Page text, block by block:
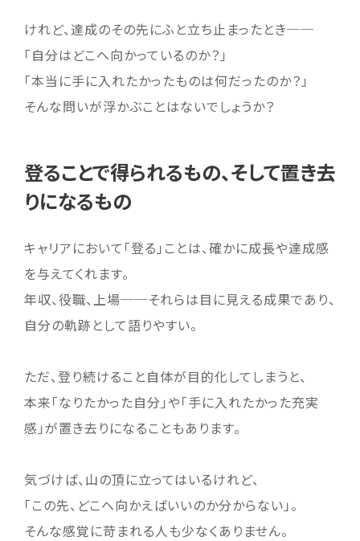
けれど、達成のその先にふと立ち止まったとき──
「自分はどこへ向かっているのか？」
「本当に手に入れたかったものは何だったのか？」
そんな問いが浮かぶことはないでしょうか？
登ることで得られるもの、そして置き去
りになるもの
キャリアにおいて「登る」ことは、確かに成長や達成感
を与えてくれます。
年収、役職、上場──それらは目に見える成果であり、
自分の軌跡として語りやすい。
ただ、登り続けること自体が目的化してしまうと、
本来「なりたかった自分」や「手に入れたかった充実
感」が置き去りになることもあります。
気づけば、山の頂に立ってはいるけれど、
「この先、どこへ向かえばいいのか分からない」。
そんな感覚に苛まれる人も少なくありません。